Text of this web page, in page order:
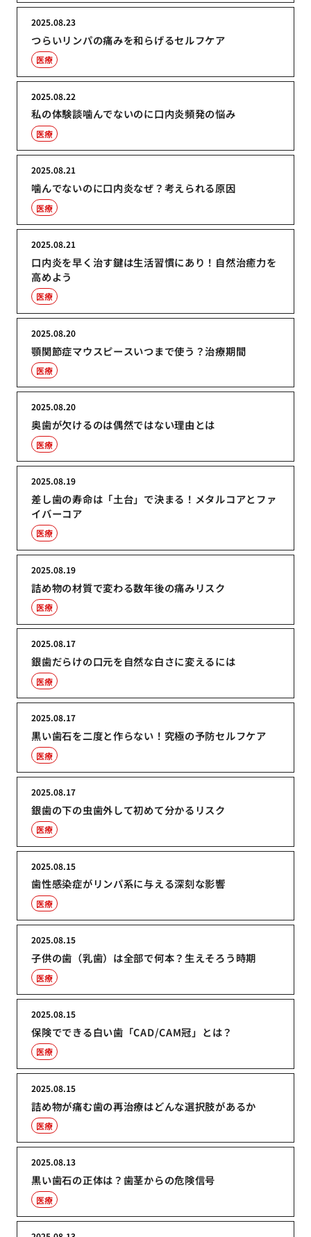
つらいリンパの痛みを和らげるセルフケア
2025.08.23
医療
私の体験談噛んでないのに口内炎頻発の悩み
2025.08.22
医療
噛んでないのに口内炎なぜ？考えられる原因
2025.08.21
医療
口内炎を早く治す鍵は生活習慣にあり！自然治癒力を
高めよう
2025.08.21
医療
顎関節症マウスピースいつまで使う？治療期間
2025.08.20
医療
奥歯が欠けるのは偶然ではない理由とは
2025.08.20
医療
差し歯の寿命は「土台」で決まる！メタルコアとファ
イバーコア
2025.08.19
医療
詰め物の材質で変わる数年後の痛みリスク
2025.08.19
医療
銀歯だらけの口元を自然な白さに変えるには
2025.08.17
医療
黒い歯石を二度と作らない！究極の予防セルフケア
2025.08.17
医療
銀歯の下の虫歯外して初めて分かるリスク
2025.08.17
医療
歯性感染症がリンパ系に与える深刻な影響
2025.08.15
医療
子供の歯（乳歯）は全部で何本？生えそろう時期
2025.08.15
医療
保険でできる白い歯「CAD/CAM冠」とは？
2025.08.15
医療
詰め物が痛む歯の再治療はどんな選択肢があるか
2025.08.15
医療
黒い歯石の正体は？歯茎からの危険信号
2025.08.13
医療